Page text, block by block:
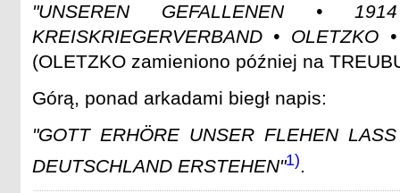
"UNSEREN GEFALLENEN •
KREISKRIEGERVERBAND • OLETZKO
(OLETZKO zamieniono później na
Górą, ponad arkadami biegł napis:
"GOTT ERHÖRE UNSER FLEHEN
DEUTSCHLAND ERSTEHEN"1).